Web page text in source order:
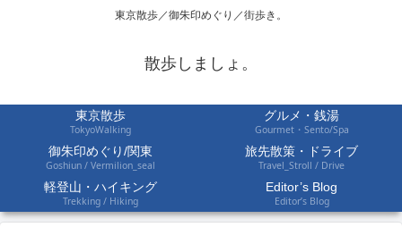
東京散歩／御朱印めぐり／街歩き。
散歩しましょ。
東京散歩
TokyoWalking
グルメ・銭湯
Gourmet・Sento/Spa
御朱印めぐり/関東
Goshiun / Vermilion_seal
旅先散策・ドライブ
Travel_Stroll / Drive
軽登山・ハイキング
Trekking / Hiking
Editor’s Blog
Editor’s Blog